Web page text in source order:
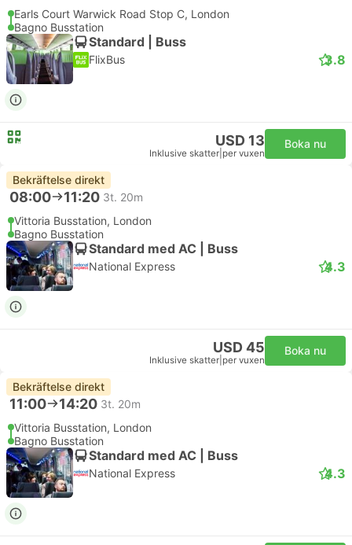
Earls Court Warwick Road Stop C, London
Bagno Busstation
Standard | Buss
FlixBus 3.8
USD 13
Inklusive skatter per vuxen
Boka nu
Bekräftelse direkt
08:00 11:20 3t. 20m
Vittoria Busstation, London
Bagno Busstation
Standard med AC | Buss
National Express 4.3
USD 45
Inklusive skatter per vuxen
Boka nu
Bekräftelse direkt
11:00 14:20 3t. 20m
Vittoria Busstation, London
Bagno Busstation
Standard med AC | Buss
National Express 4.3